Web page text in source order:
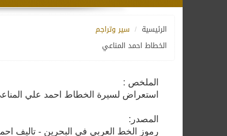
الرئيسية
سير وتراجم
الخطاط احمد المناعي
الملخص :
استعراض لسيرة الخطاط احمد علي
المصدر:
رموز الخط العربي في البحرين - تاليف